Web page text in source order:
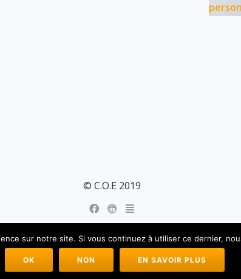
© C.O.E 2019
Azera Shopest propulsé parWordPress
sur notre site. Si vous continuez à utiliser ce dernier,
OK NON EN SAVOIR PLUS